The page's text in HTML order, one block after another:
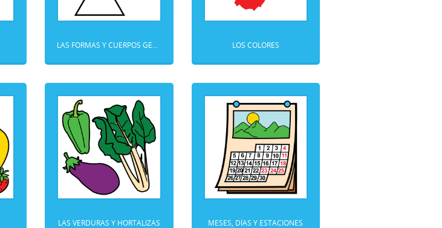
LAS FORMAS Y CUERPOS GEOMÉTRICOS LOS COLORES
LAS VERDURAS Y HORTALIZAS MESES, DÍAS Y ESTACIONES